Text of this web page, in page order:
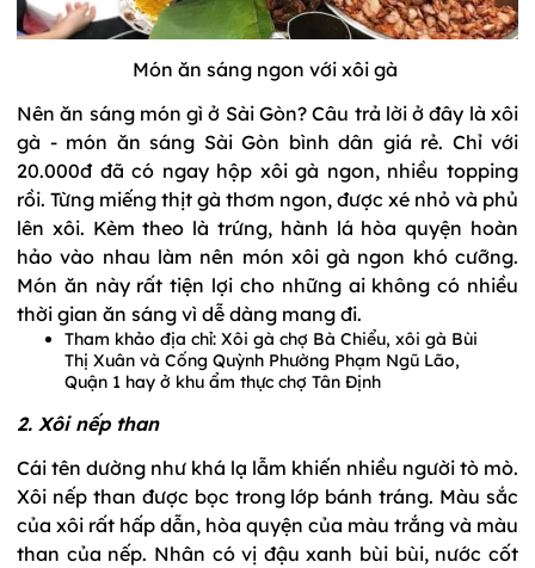
Món ăn sáng ngon với xôi gà
Nên ăn sáng món gì ở Sài Gòn? Câu trả lời ở đây là xôi
gà - món ăn sáng Sài Gòn bình dân giá rẻ. Chỉ với
20.000đ đã có ngay hộp xôi gà ngon, nhiều topping
rồi. Từng miếng thịt gà thơm ngon, được xé nhỏ và phủ
lên xôi. Kèm theo là trứng, hành lá hòa quyện hoàn
hảo vào nhau làm nên món xôi gà ngon khó cưỡng.
Món ăn này rất tiện lợi cho những ai không có nhiều
thời gian ăn sáng vì dễ dàng mang đi.
Tham khảo địa chỉ: Xôi gà chợ Bà Chiểu, xôi gà Bùi
Thị Xuân và Cống Quỳnh Phường Phạm Ngũ Lão,
Quận 1 hay ở khu ẩm thực chợ Tân Định
2. Xôi nếp than
Cái tên dường như khá lạ lẫm khiến nhiều người tò mò.
Xôi nếp than được bọc trong lớp bánh tráng. Màu sắc
của xôi rất hấp dẫn, hòa quyện của màu trắng và màu
than của nếp. Nhân có vị đậu xanh bùi bùi, nước cốt